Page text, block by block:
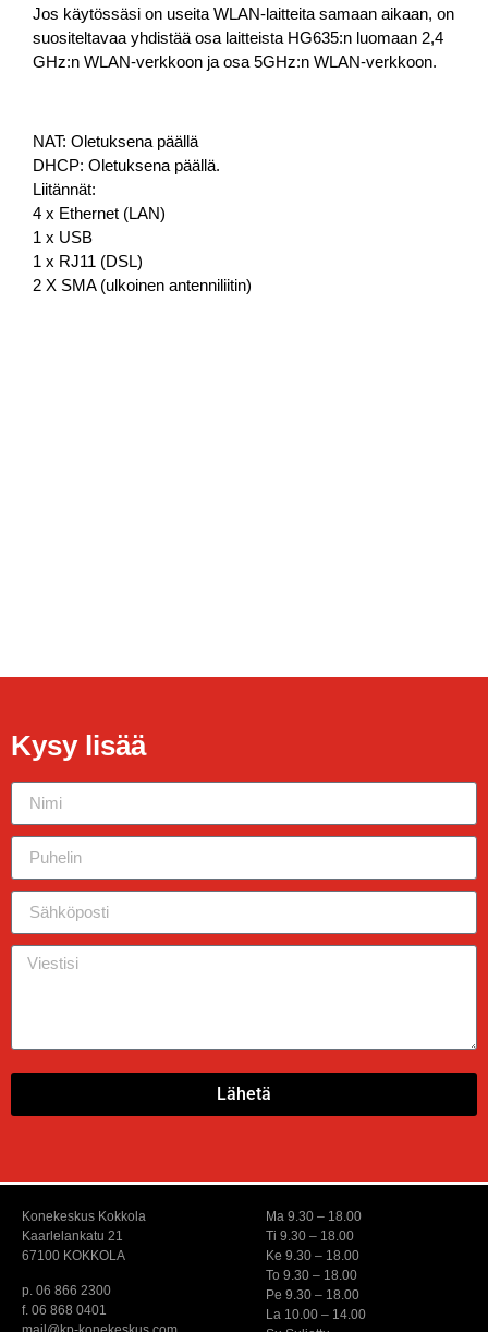
Jos käytössäsi on useita WLAN-laitteita samaan aikaan, on
suositeltavaa yhdistää osa laitteista HG635:n luomaan 2,4
GHz:n WLAN-verkkoon ja osa 5GHz:n WLAN-verkkoon.
NAT: Oletuksena päällä
DHCP: Oletuksena päällä.
Liitännät:
4 x Ethernet (LAN)
1 x USB
1 x RJ11 (DSL)
2 X SMA (ulkoinen antenniliitin)
Kysy lisää
Lähetä
Konekeskus Kokkola
Kaarlelankatu 21
67100 KOKKOLA
p. 06 866 2300
f. 06 868 0401
Ma 9.30 – 18.00
Ti 9.30 – 18.00
Ke 9.30 – 18.00
To 9.30 – 18.00
Pe 9.30 – 18.00
La 10.00 – 14.00